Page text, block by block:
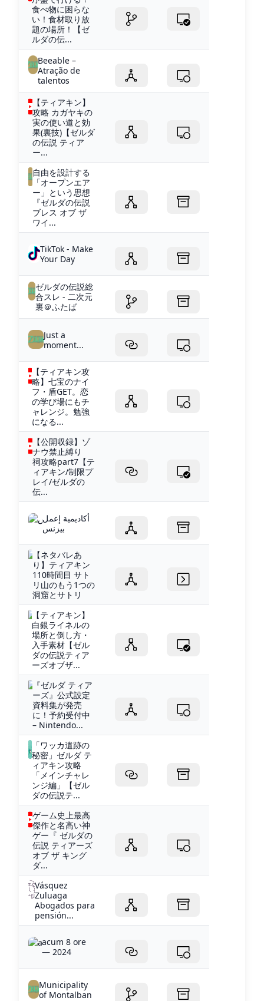
食べ物に困らな
い！食材取り放
題の場所！【ゼ
ルダの伝...
Beeable –
Atração de
talentos
【ティアキン】
攻略 カガヤキの
実の使い道と効
果(裏技)【ゼルダ
の伝説 ティア
ー...
自由を設計する
「オープンエア
ー」という思想
『ゼルダの伝説
ブレス オブ ザ
ワイ...
TikTok - Make
Your Day
ゼルダの伝説総
合スレ - 二次元
裏＠ふたば
Just a
moment...
【ティアキン攻
略】七宝のナイ
フ・盾GET。恋
の学び場にもチ
ャレンジ。勉強
になる...
【公開収録】ゾ
ナウ禁止縛り
祠攻略part7【テ
ィアキン/制限プ
レイ/ゼルダの
伝...
أكاديمية إعمل
بيزنس
【ネタバレあ
り】ティアキン
110時間目 サト
リ山のもう1つの
洞窟とサトリ
【ティアキン】
白銀ライネルの
場所と倒し方・
入手素材【ゼル
ダの伝説ティア
ーズオブザ...
『ゼルダ ティア
ーズ』公式設定
資料集が発売
に！予約受付中
– Nintendo...
「ワッカ遺跡の
秘密」ゼルダ テ
ィアキン攻略
「メインチャレ
ンジ編」【ゼル
ダの伝説テ...
ゲーム史上最高
傑作と名高い神
ゲー『 ゼルダの
伝説 ティアーズ
オブ ザ キング
ダ...
Vásquez
Zuluaga
Abogados para
pensión...
acum 8 ore
— 2024
Municipality
of Montalban